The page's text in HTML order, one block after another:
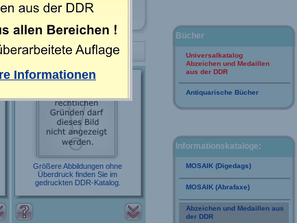
29 ...
Größere Abbildungen ohne
Überdruck finden Sie im
gedruckten DDR-Katalog.
Bücher
Universalkatalog
Abzeichen und Medaillen
aus der DDR
Antiquarische Bücher
Informationskataloge:
MOSAIK (Digedags)
MOSAIK (Abrafaxe)
Abzeichen und Medaillen aus
der DDR
Informationen